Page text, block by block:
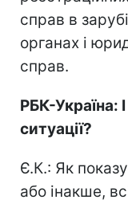
справ в
органах і
справ.
РБК-Україна:
ситуації?
Є.К.: Як
або інакше,